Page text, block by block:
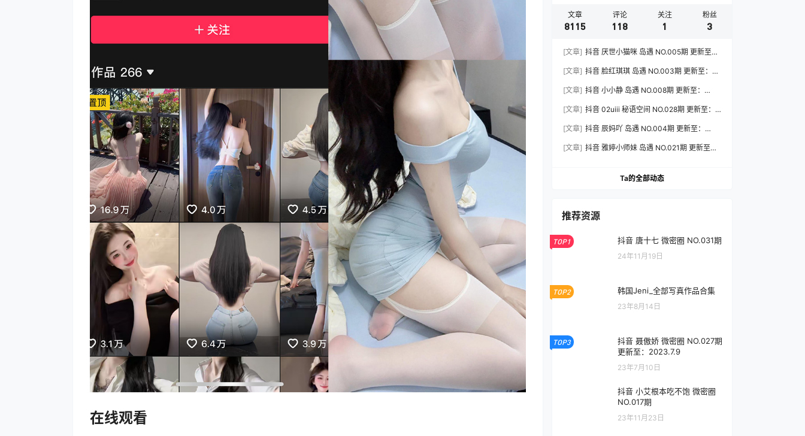
在线观看
文章
8115
评论
118
关注
1
粉丝
3
[文章] 抖音 厌世小猫咪 岛遇 NO.005期 更新至：
[文章] 抖音 脸红琪琪 岛遇 NO.003期 更新至：
[文章] 抖音 小小静 岛遇 NO.008期 更新至：
[文章] 抖音 02uiii 秘语空间 NO.028期 更新至：
[文章] 抖音 辰妈吖 岛遇 NO.004期 更新至：
[文章] 抖音 雅婷小师妹 岛遇 NO.021期 更新至：
Ta的全部动态
推荐资源
TOP1 抖音 唐十七 微密圈 NO.031期
24年11月19日
TOP2 韩国Jeni_全部写真作品合集
23年8月14日
TOP3
抖音 聂傲娇 微密圈 NO.027期
更新至：2023.7.9
23年7月10日
抖音 小艾根本吃不饱 微密圈
NO.017期
23年11月23日